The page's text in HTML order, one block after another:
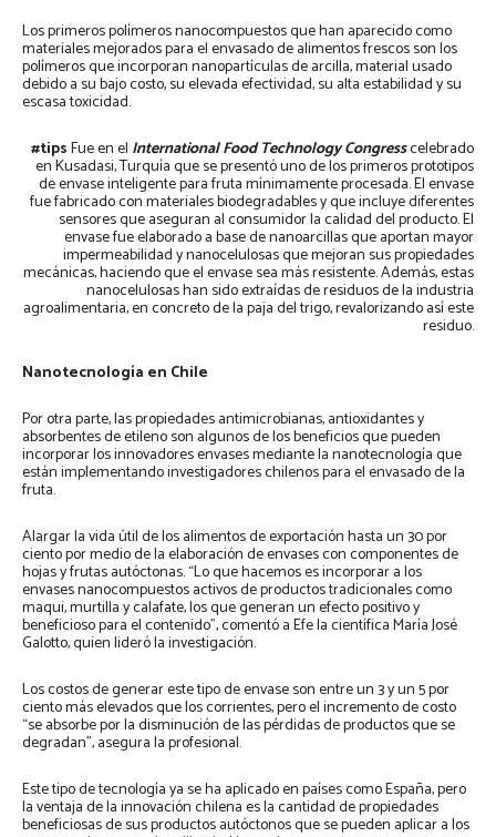
Los primeros polímeros nanocompuestos que han aparecido como
materiales mejorados para el envasado de alimentos frescos son los
polímeros que incorporan nanopartículas de arcilla, material usado
debido a su bajo costo, su elevada efectividad, su alta estabilidad y su
escasa toxicidad.
#tipsFue en el International Food Technology Congresscelebrado
en Kusadasi, Turquía que se presentó uno de los primeros prototipos
de envase inteligente para fruta mínimamente procesada. El envase
fue fabricado con materiales biodegradables y que incluye diferentes
sensores que aseguran al consumidor la calidad del producto. El
envase fue elaborado a base de nanoarcillas que aportan mayor
impermeabilidad y nanocelulosas que mejoran sus propiedades
mecánicas, haciendo que el envase sea más resistente. Además, estas
nanocelulosas han sido extraídas de residuos de la industria
agroalimentaria, en concreto de la paja del trigo, revalorizando así este
residuo.
Nanotecnología en Chile
Por otra parte, las propiedades antimicrobianas, antioxidantes y
absorbentes de etileno son algunos de los beneficios que pueden
incorporar los innovadores envases mediante la nanotecnología que
están implementando investigadores chilenos para el envasado de la
fruta.
Alargar la vida útil de los alimentos de exportación hasta un 30 por
ciento por medio de la elaboración de envases con componentes de
hojas y frutas autóctonas. “Lo que hacemos es incorporar a los
envases nanocompuestos activos de productos tradicionales como
maqui, murtilla y calafate, los que generan un efecto positivo y
beneficioso para el contenido”, comentó a Efe la científica María José
Galotto, quien lideró la investigación.
Los costos de generar este tipo de envase son entre un 3 y un 5 por
ciento más elevados que los corrientes, pero el incremento de costo
“se absorbe por la disminución de las pérdidas de productos que se
degradan”, asegura la profesional.
Este tipo de tecnología ya se ha aplicado en países como España, pero
la ventaja de la innovación chilena es la cantidad de propiedades
beneficiosas de sus productos autóctonos que se pueden aplicar a los